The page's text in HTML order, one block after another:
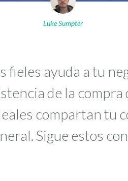
Luke Sumpter
ayuda a tu
de la compra
compartan tu
Sigue estos